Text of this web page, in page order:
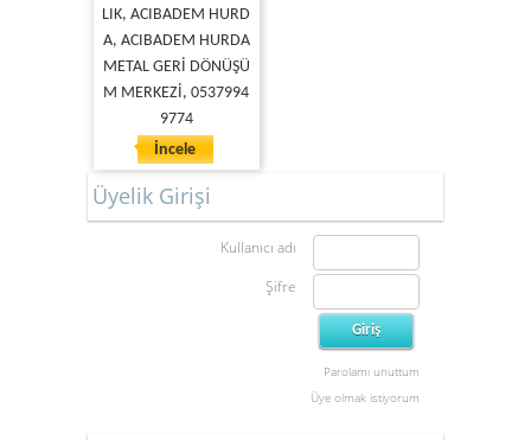
LIK, ACIBADEM HURD
A, ACIBADEM HURDA
METAL GERİ DÖNÜŞÜ
M MERKEZİ, 0537994
9774
İncele
Üyelik Girişi
Kullanıcı adı
Şifre
Parolamı unuttum
Üye olmak istiyorum